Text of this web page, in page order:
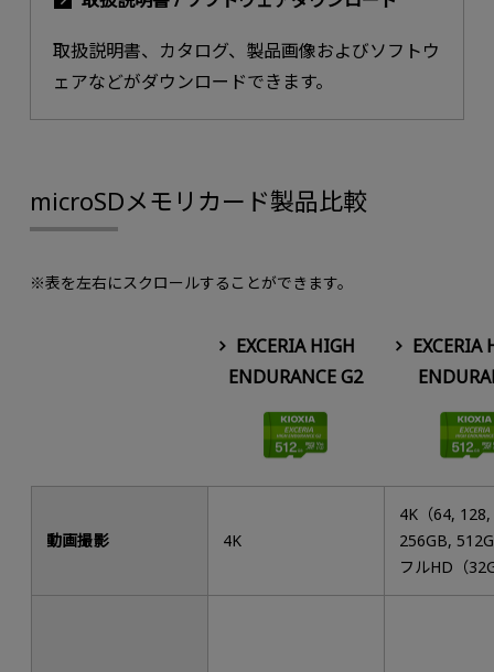
取扱説明書、カタログ、製品画像およびソフトウ
ェアなどがダウンロードできます。
microSDメモリカード製品比較
※表を左右にスクロールすることができます。
EXCERIA HIGH
ENDURANCE G2
EXCERIA
動画撮影 4K
4K（64, 128,
256GB,
フルHD（